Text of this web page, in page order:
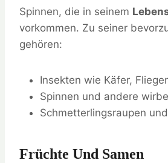
Spinnen, die in seinem
vorkommen. Zu seiner
gehören:
Insekten wie Käfer,
Spinnen und andere
Schmetterlingsraupen
Früchte Und Samen